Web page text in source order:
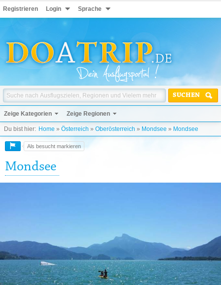
Registrieren Login Sprache
SUCHEN
Zeige Kategorien Zeige Regionen
Du bist hier: Home » Österreich » Oberösterreich » Mondsee » Mondsee
Als besucht markieren
Mondsee